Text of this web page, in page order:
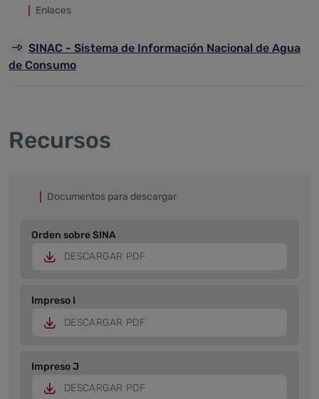
Enlaces
SINAC - Sistema de Información Nacional de Agua
de Consumo
Recursos
Documentos para descargar
Orden sobre SINA
DESCARGAR PDF
Impreso I
DESCARGAR PDF
Impreso J
DESCARGAR PDF